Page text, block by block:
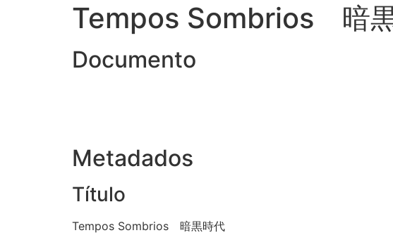
Tempos Sombrios 暗
Documento
Metadados
Título
Tempos Sombrios 暗黒時代